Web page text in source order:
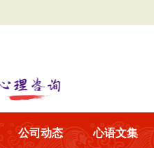
公司动态 心语文集